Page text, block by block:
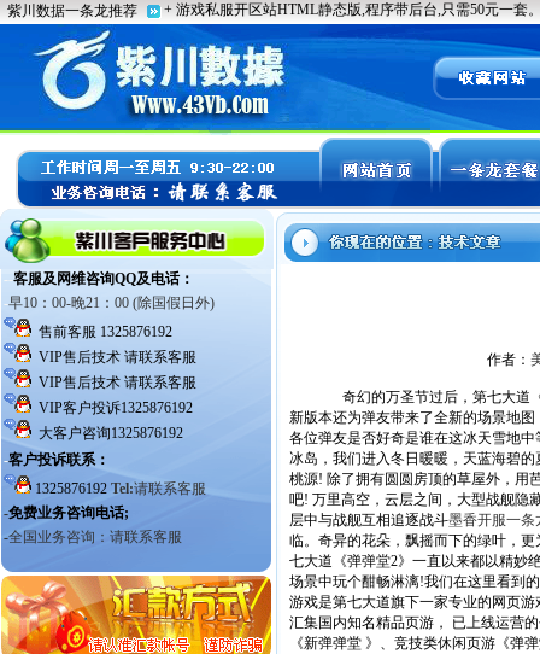
作者：
奇幻的万圣节过后，第七大道《
新版本还为弹友带来了全新的场景地
各位弹友是否好奇是谁在这冰天雪地
冰岛，我们进入冬日暖暖，天蓝海碧
桃源! 除了拥有圆圆房顶的草屋外，用
吧! 万里高空，云层之间，大型战舰隐
层中与战舰互相追逐战斗墨香开服一条
临。奇异的花朵，飘摇而下的绿叶，
七大道《弹弹堂2》一直以来都以精妙
场景中玩个酣畅淋漓!我们在这里看到
游戏是第七大道旗下一家专业的网页
汇集国内知名精品页游， 已上线运营
《新弹弹堂 》、竞技类休闲页游《弹